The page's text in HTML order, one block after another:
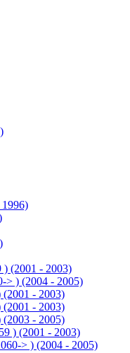
(2001 - 2003)
> ) (2004 - 2005)
- 2003)
- 2003)
- 2005)
) (2001 - 2003)
> ) (2004 - 2005)